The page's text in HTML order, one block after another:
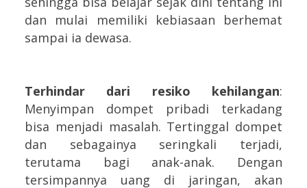
dan mulai memiliki kebiasaan berhemat
sampai ia dewasa.
Terhindar dari resiko kehilangan:
Menyimpan dompet pribadi terkadang
bisa menjadi masalah. Tertinggal dompet
dan sebagainya seringkali terjadi,
terutama bagi anak-anak. Dengan
tersimpannya uang di jaringan, akan